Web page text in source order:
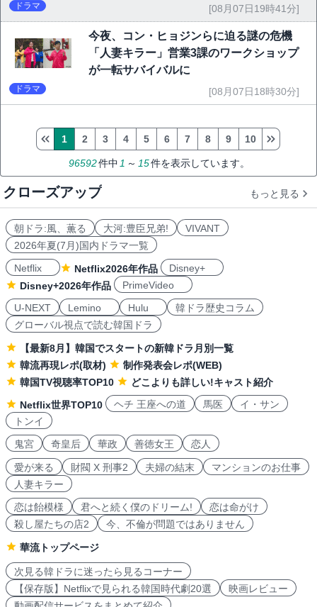
ドラマ [08月07日19時41分]
今夜、コン・ヒョジンらに迫る謎の危機
「人妻キラー」営業3課のワークショップ
が一転サバイバルに
ドラマ [08月07日18時30分]
96592件中 1 ～ 15件を表示しています。
1 2 3 4 5 6 7 8 9 10
クローズアップ もっと見る
朝ドラ:風、薫る 大河:豊臣兄弟!
VIVANT
2026年夏(7月)国内ドラマ一覧
Netflix
Netflix2026年作品
Disney+
Disney+2026年作品
PrimeVideo
U-NEXT
Lemino Hulu
韓ドラ歴史コラム
グローバル視点で読む韓国ドラ
【最新8月】韓国でスタートの新韓ドラ月別一覧
韓流再現レポ(取材)
制作発表会レポ(WEB)
韓国TV視聴率TOP10
どこよりも詳しい!キャスト紹介
Netflix世界TOP10
ヘチ 王座への道 馬医
イ・サン
トンイ
鬼宮
奇皇后 華政 善徳女王 恋人
愛が来る 財閥 X 刑事2 夫婦の結末
マンションのお仕事
人妻キラー
恋は飴模様
君へと続く僕のドリーム!
恋は命がけ
殺し屋たちの店2
今、不倫が問題ではありません
華流トップページ
次見る韓ドラに迷ったら見るコーナー
【保存版】Netflixで見られる韓国時代劇20選
映画レビュー